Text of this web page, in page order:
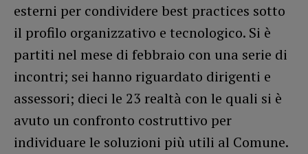
esterni per condividere best practices sotto
il profilo organizzativo e tecnologico. Si è
partiti nel mese di febbraio con una serie di
incontri; sei hanno riguardato dirigenti e
assessori; dieci le 23 realtà con le quali si è
avuto un confronto costruttivo per
individuare le soluzioni più utili al Comune.